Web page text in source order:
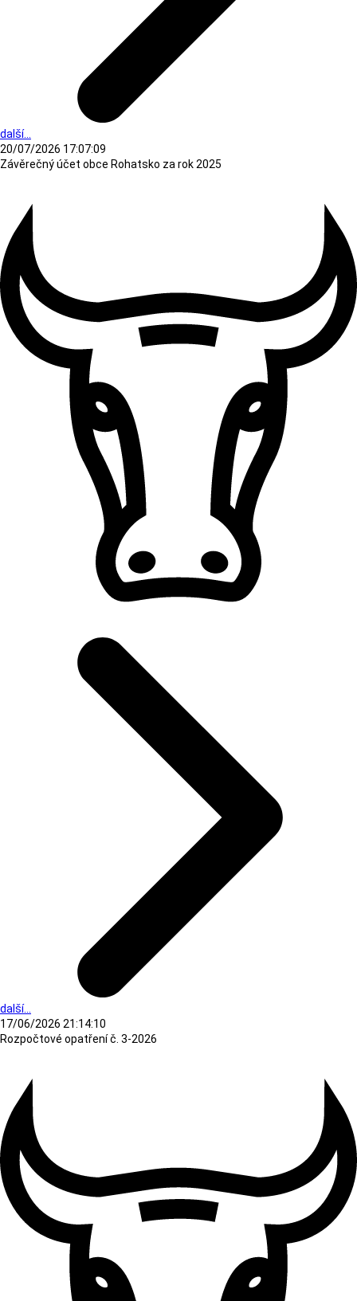
další...
20/07/2026 17:07:09
Závěrečný účet obce Rohatsko za rok 2025
další...
17/06/2026 21:14:10
Rozpočtové opatření č. 3-2026